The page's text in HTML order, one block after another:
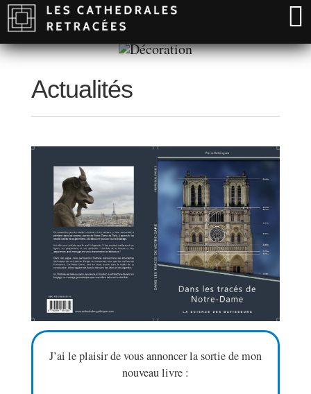
Actualités
J’ai le plaisir de vous annoncer la sortie de mon
nouveau livre :